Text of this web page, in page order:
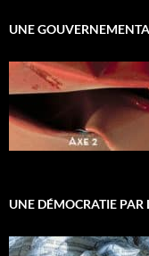
UNE
UNE DÉMOCRATIE PAR